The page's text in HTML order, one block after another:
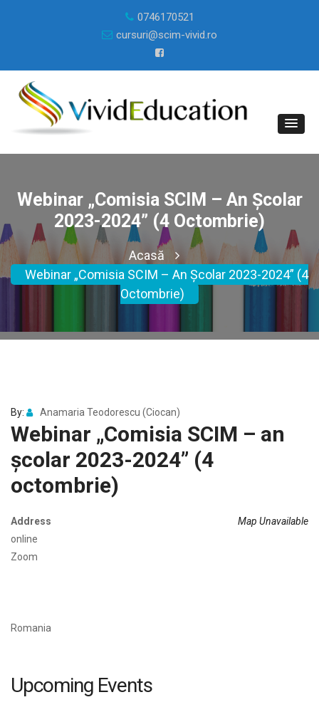
0746170521
cursuri@scim-vivid.ro
Webinar „Comisia SCIM – An Școlar
2023-2024” (4 Octombrie)
Acasă
Webinar „Comisia SCIM – An Școlar 2023-2024” (4
Octombrie)
By: Anamaria Teodorescu (Ciocan)
Webinar „Comisia SCIM – an
școlar 2023-2024” (4
octombrie)
Map Unavailable
Address
online
Zoom
Romania
Upcoming Events